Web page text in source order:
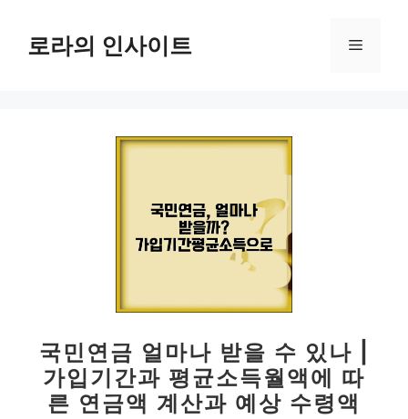
로라의 인사이트 메
국민연금 얼마나 받을 수 있나 |
가입기간과 평균소득월액에 따
른 연금액 계산과 예상 수령액